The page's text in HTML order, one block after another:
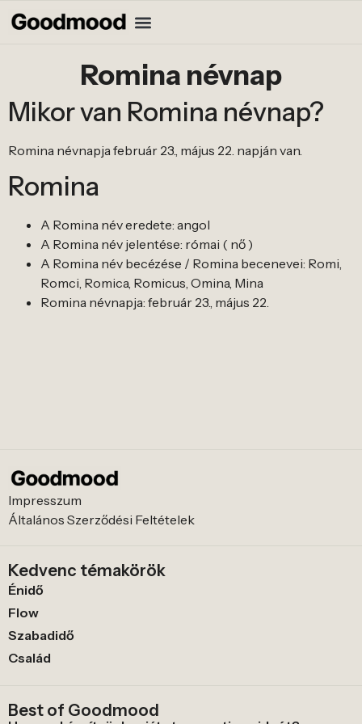
Romina névnap
Mikor van Romina névnap?
Romina névnapja február 23., május 22. napján van.
Romina
A Romina név eredete: angol
A Romina név jelentése: római ( nő )
A Romina név becézése / Romina becenevei: Romi,
Romci, Romica, Romicus, Omina, Mina
Romina névnapja: február 23., május 22.
Impresszum
Általános Szerződési Feltételek
Kedvenc témakörök
Énidő
Flow
Szabadidő
Család
Best of Goodmood